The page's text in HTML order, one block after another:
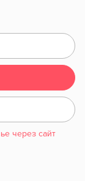
через сайт